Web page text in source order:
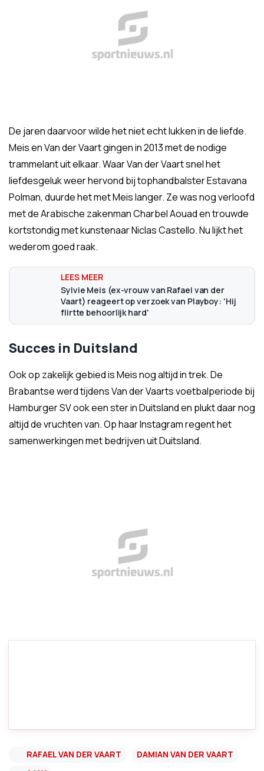
De jaren daarvoor wilde het niet echt lukken in de liefde.
Meis en Van der Vaart gingen in 2013 met de nodige
trammelant uit elkaar. Waar Van der Vaart snel het
liefdesgeluk weer hervond bij tophandbalster Estavana
Polman, duurde het met Meis langer. Ze was nog verloofd
met de Arabische zakenman Charbel Aouad en trouwde
kortstondig met kunstenaar Niclas Castello. Nu lijkt het
wederom goed raak.
Sylvie Meis (ex-vrouw van Rafael van der
Vaart) reageert op verzoek van Playboy: 'Hij
flirtte behoorlijk hard'
Succes in Duitsland
Ook op zakelijk gebied is Meis nog altijd in trek. De
Brabantse werd tijdens Van der Vaarts voetbalperiode bij
Hamburger SV ook een ster in Duitsland en plukt daar nog
altijd de vruchten van. Op haar Instagram regent het
samenwerkingen met bedrijven uit Duitsland.
RAFAEL VAN DER VAART
DAMIAN VAN DER VAART